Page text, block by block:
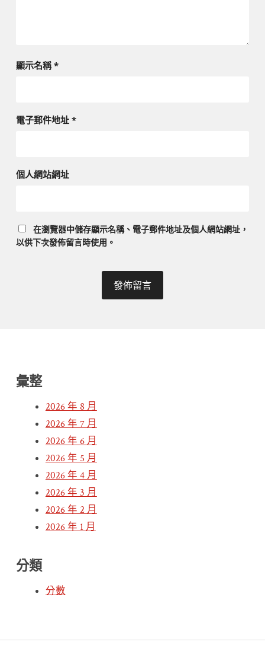
顯示名稱*
電子郵件地址 *
個人網站網址
在瀏覽器中儲存顯示名稱、電子郵件地址及個人網站網址，
以供下次發佈留言時使用。
彙整
2026 年 8 月
2026 年 7 月
2026 年 6 月
2026 年 5 月
2026 年 4 月
2026 年 3 月
2026 年 2 月
2026 年 1 月
分類
分數